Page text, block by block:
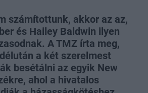
számítottunk, akkor az az,
és Hailey Baldwin ilyen
A TMZ írta meg,
a két szerelmest
besétálni az egyik New
ahol a hivatalos